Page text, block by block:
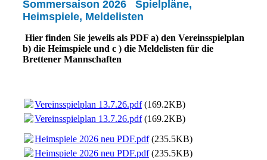
Sommersaison 2026 Spielpläne,
Heimspiele, Meldelisten
Hier finden Sie jeweils als PDF a) den Vereinsspielplan
b) die Heimspiele und c ) die Meldelisten für die
Brettener Mannschaften
Vereinsspielplan 13.7.26.pdf(169.2KB)
Vereinsspielplan 13.7.26.pdf(169.2KB)
Heimspiele 2026 neu PDF.pdf(235.5KB)
Heimspiele 2026 neu PDF.pdf(235.5KB)